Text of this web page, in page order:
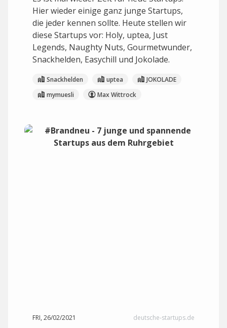
Hier wieder einige ganz junge Startups,
die jeder kennen sollte. Heute stellen wir
diese Startups vor: Holy, uptea, Just
Legends, Naughty Nuts, Gourmetwunder,
Snackhelden, Easychill und Jokolade.
Snackhelden uptea
JOKOLADE
mymuesli
Max Wittrock
FRI, 26/02/2021 deutsche-startups.de